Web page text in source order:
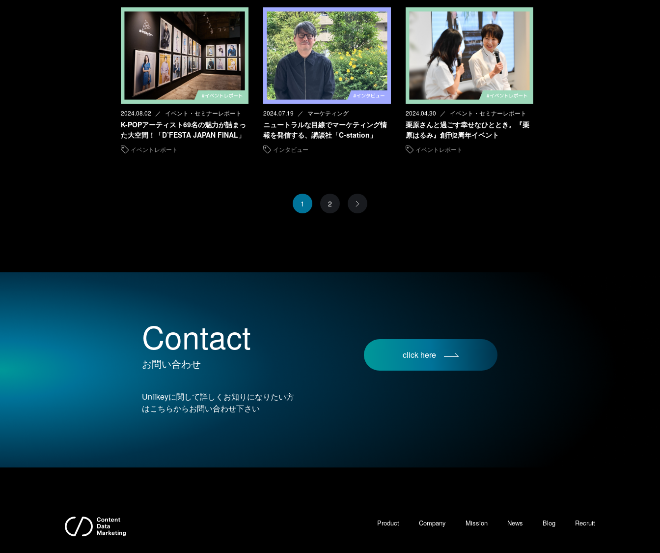
2024.08.02 イベント・セミナーレポート
K-POPアーティスト69名の魅力が詰まっ
た大空間！「D’FESTA JAPAN FINAL」
イベントレポート
2024.07.19 マーケティング
ニュートラルな目線でマーケティング情
報を発信する、講談社「C-station」
インタビュー
2024.04.30 イベント・セミナーレポート
栗原さんと過ごす幸せなひととき。『栗
原はるみ』創刊2周年イベント
イベントレポート
1 2
Contact
お問い合わせ
Uniikeyに関して詳しくお知りになりたい方
はこちらからお問い合わせ下さい
click here
Product Company Mission News Blog Recruit